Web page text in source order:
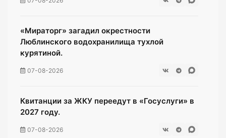
«Мираторг» загадил окрестности
Люблинского водохранилища тухлой
курятиной.
07-08-2026
Квитанции за ЖКУ переедут в «Госуслуги» в
2027 году.
07-08-2026